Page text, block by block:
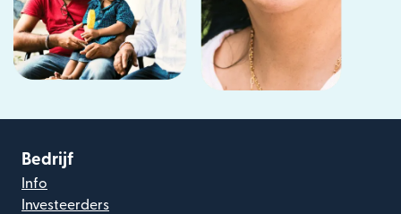
Bedrijf
Info
Investeerders